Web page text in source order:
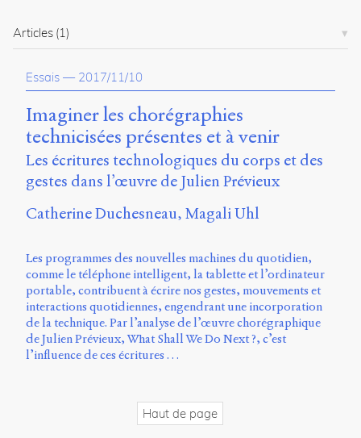
Présentation
Publier
À
propos
du
site
Archipel
ligne
Mastodon
Université
de
Sherbrooke
Campus
de
Longueuil
Articles (1)
Essais — 2017/11/10
Imaginer les chorégraphies
technicisées présentes et à venir
Les écritures technologiques du corps et des
gestes dans l’œuvre de Julien Prévieux
Catherine Duchesneau Magali Uhl
Les programmes des nouvelles machines du quotidien,
comme le téléphone intelligent, la tablette et l’ordinateur
portable, contribuent à écrire nos gestes, mouvements et
interactions quotidiennes, engendrant une incorporation
de la technique. Par l’analyse de l’œuvre chorégraphique
de Julien Prévieux, What Shall We Do Next ?, c’est
l’influence de ces écritures …
Haut de page